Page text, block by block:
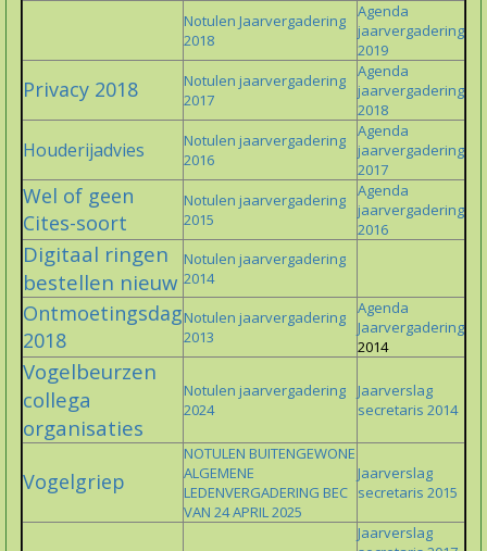
Notulen Jaarvergadering
2018
Agenda
jaarvergadering
2019
Privacy 2018
Notulen jaarvergadering
2017
Agenda
jaarvergadering
2018
Houderijadvies
Notulen jaarvergadering
2016
Agenda
jaarvergadering
2017
Wel of geen
Cites-soort
Notulen jaarvergadering
2015
Agenda
jaarvergadering
2016
Digitaal ringen
bestellen nieuw
Notulen jaarvergadering
2014
Ontmoetingsdag
2018
Notulen jaarvergadering
2013
Agenda
Jaarvergadering
2014
Vogelbeurzen
collega
organisaties
Notulen jaarvergadering
2024
Jaarverslag
secretaris 2014
Vogelgriep
NOTULEN BUITENGEWONE
ALGEMENE
LEDENVERGADERING BEC
VAN 24 APRIL 2025
Jaarverslag
secretaris 2015
Jaarverslag